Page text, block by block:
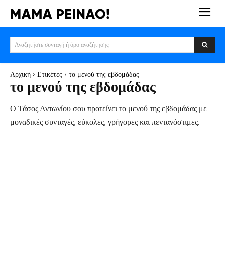
Αναζητήστε συνταγή ή όρο αναζήτησης
Αρχική Ετικέτες το μενού της εβδομάδας
το μενού της εβδομάδας
Ο Τάσος Αντωνίου σου προτείνει το μενού της εβδομάδας με
μοναδικές συνταγές, εύκολες, γρήγορες και πεντανόστιμες.